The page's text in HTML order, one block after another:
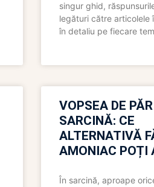
singur ghid,
legături către articolele
în detaliu pe fiecare
VOPSEA DE
SARCINĂ: CE
ALTERNATIVĂ
AMONIAC POȚI
În sarcină, aproape